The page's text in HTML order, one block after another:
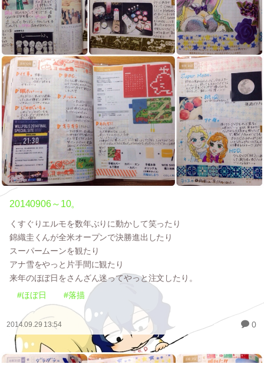
20140906～10。
くすぐりエルモを数年ぶりに動かして笑ったり
錦織圭くんが全米オープンで決勝進出したり
スーパームーンを観たり
アナ雪をやっと片手間に観たり
来年のほぼ日をさんざん迷ってやっと注文したり。
#ほぼ日
#落描
2014.09.29 13:54 0